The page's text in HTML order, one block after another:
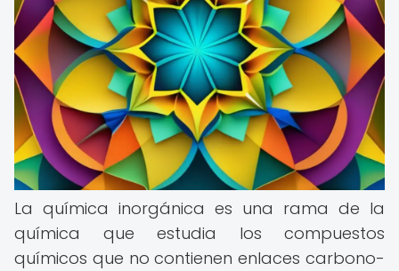
La química inorgánica es una rama de la
química que estudia los compuestos
químicos que no contienen enlaces carbono-